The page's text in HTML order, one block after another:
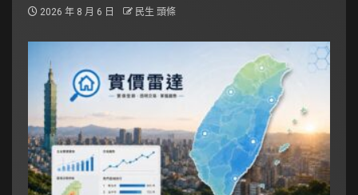
2026 年 8 月 6 日 民生 頭條